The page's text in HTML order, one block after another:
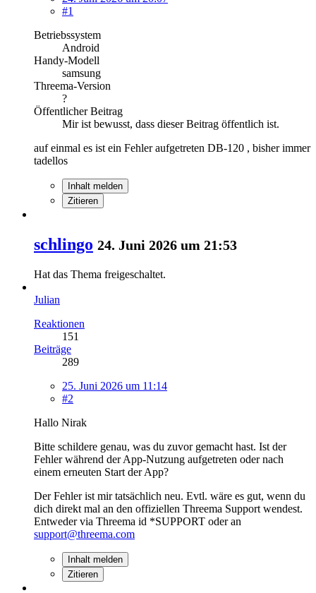
#1
Betriebssystem
Android
Handy-Modell
samsung
Threema-Version
?
Öffentlicher Beitrag
Mir ist bewusst, dass dieser Beitrag öffentlich ist.
auf einmal es ist ein Fehler aufgetreten DB-120 , bisher immer
tadellos
Inhalt melden
Zitieren
schlingo 24. Juni 2026 um 21:53
Hat das Thema freigeschaltet.
Julian
Reaktionen
151
Beiträge
289
25. Juni 2026 um 11:14
#2
Hallo Nirak
Bitte schildere genau, was du zuvor gemacht hast. Ist der
Fehler während der App-Nutzung aufgetreten oder nach
einem erneuten Start der App?
Der Fehler ist mir tatsächlich neu. Evtl. wäre es gut, wenn du
dich direkt mal an den offiziellen Threema Support wendest.
Entweder via Threema id *SUPPORT oder an
support@threema.com
Inhalt melden
Zitieren